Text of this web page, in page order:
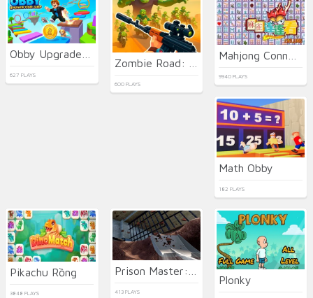
627 PLAYS
600 PLAYS
9940 PLAYS
Math Obby
182 PLAYS
Pikachu Rồng
3848 PLAYS 413 PLAYS
Plonky